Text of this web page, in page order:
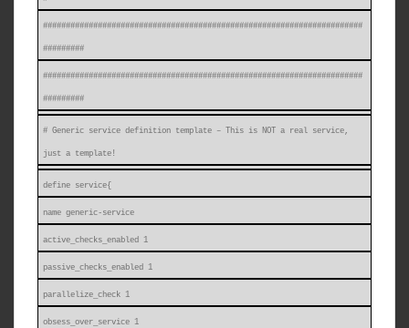
######################################################################
#########
######################################################################
#########
# Generic service definition template – This is NOT a real service,
just a template!
define service{
name generic-service
active_checks_enabled 1
passive_checks_enabled 1
parallelize_check 1
obsess_over_service 1